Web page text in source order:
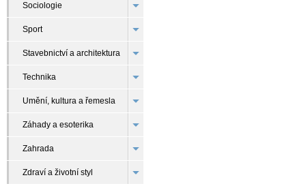
Sociologie
Sport
Stavebnictví a architektura
Technika
Umění, kultura a řemesla
Záhady a esoterika
Zahrada
Zdraví a životní styl